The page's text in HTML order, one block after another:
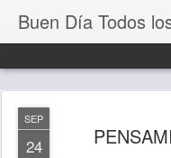
Buen Día Todos
SEP
24